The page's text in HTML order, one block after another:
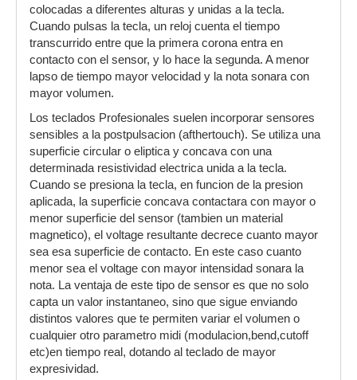
colocadas a diferentes alturas y unidas a la tecla.
Cuando pulsas la tecla, un reloj cuenta el tiempo
transcurrido entre que la primera corona entra en
contacto con el sensor, y lo hace la segunda. A menor
lapso de tiempo mayor velocidad y la nota sonara con
mayor volumen.
Los teclados Profesionales suelen incorporar sensores
sensibles a la postpulsacion (afthertouch). Se utiliza una
superficie circular o eliptica y concava con una
determinada resistividad electrica unida a la tecla.
Cuando se presiona la tecla, en funcion de la presion
aplicada, la superficie concava contactara con mayor o
menor superficie del sensor (tambien un material
magnetico), el voltage resultante decrece cuanto mayor
sea esa superficie de contacto. En este caso cuanto
menor sea el voltage con mayor intensidad sonara la
nota. La ventaja de este tipo de sensor es que no solo
capta un valor instantaneo, sino que sigue enviando
distintos valores que te permiten variar el volumen o
cualquier otro parametro midi (modulacion,bend,cutoff
etc)en tiempo real, dotando al teclado de mayor
expresividad.